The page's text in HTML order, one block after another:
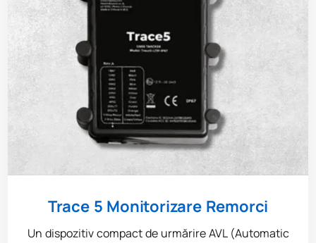
Trace 5 Monitorizare Remorci
Un dispozitiv compact de urmărire AVL (Automatic